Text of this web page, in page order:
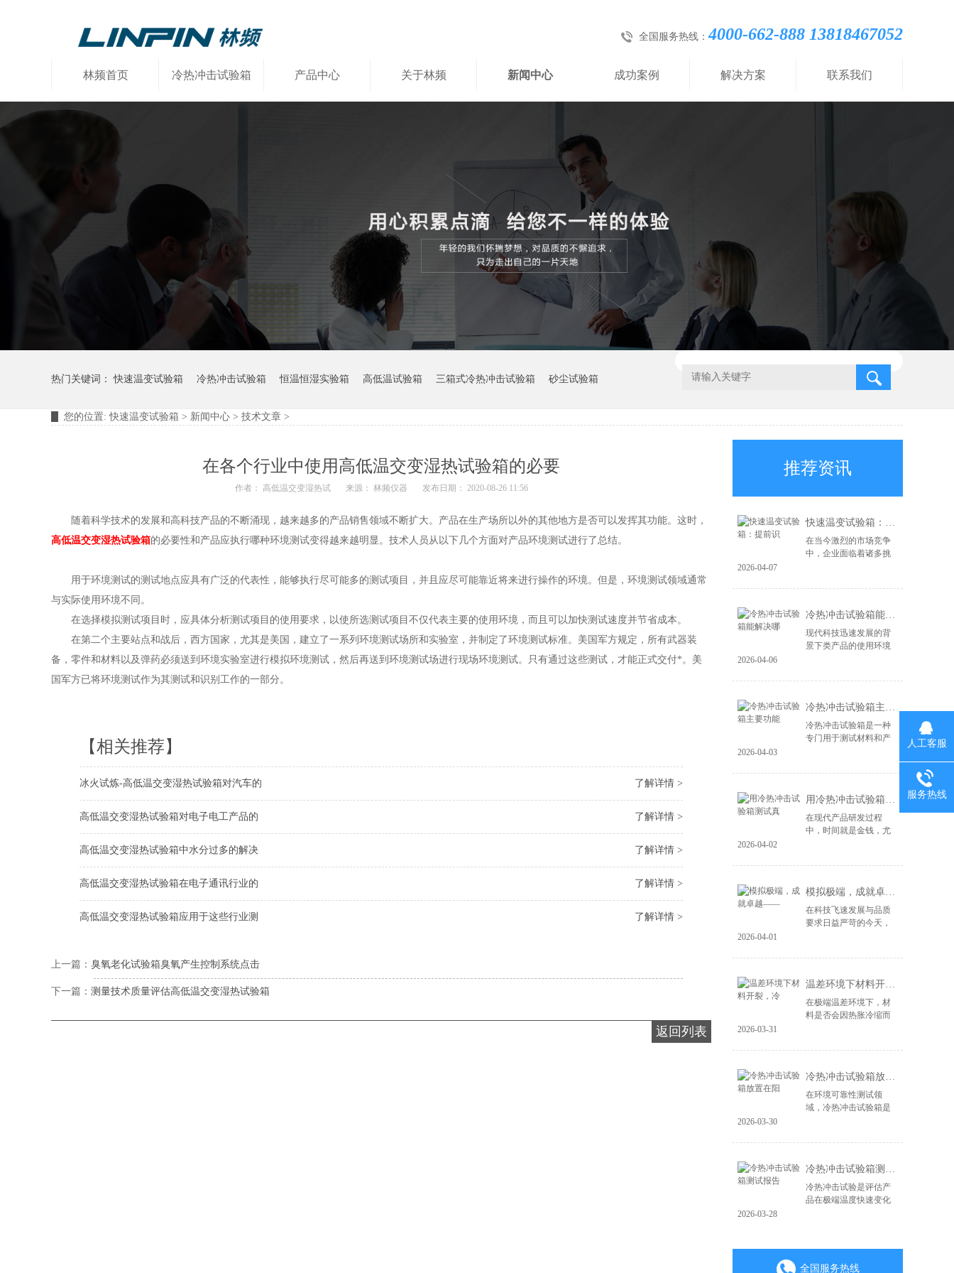
全国服务热线：4000-662-888 13818467052
林频首页 冷热冲击试验箱 产品中心 关于林频 新闻中心 成功案例 解决方案 联系我们
热门关键词：快速温变试验箱 冷热冲击试验箱 恒温恒湿实验箱 高低温试验箱 三箱式冷热冲击试验箱 砂尘试验箱
您的位置:快速温变试验箱 > 新闻中心 > 技术文章 >
在各个行业中使用高低温交变湿热试验箱的必要
作者： 高低温交变湿热试 来源： 林频仪器 发布日期： 2020-08-26 11:56
随着科学技术的发展和高科技产品的不断涌现，越来越多的产品销售领域不断扩大。产品在生产场所以外的其他地方是否可以发挥其功能。这时，
高低温交变湿热试验箱的必要性和产品应执行哪种环境测试变得越来越明显。技术人员从以下几个方面对产品环境测试进行了总结。
用于环境测试的测试地点应具有广泛的代表性，能够执行尽可能多的测试项目，并且应尽可能靠近将来进行操作的环境。但是，环境测试领域通常
与实际使用环境不同。
在选择模拟测试项目时，应具体分析测试项目的使用要求，以使所选测试项目不仅代表主要的使用环境，而且可以加快测试速度并节省成本。
在第二个主要站点和战后，西方国家，尤其是美国，建立了一系列环境测试场所和实验室，并制定了环境测试标准。美国军方规定，所有武器装
备，零件和材料以及弹药必须送到环境实验室进行模拟环境测试，然后再送到环境测试场进行现场环境测试。只有通过这些测试，才能正式交付*。美
国军方已将环境测试作为其测试和识别工作的一部分。
【相关推荐】
冰火试炼-高低温交变湿热试验箱对汽车的 了解详情 >
高低温交变湿热试验箱对电子电工产品的 了解详情 >
高低温交变湿热试验箱中水分过多的解决 了解详情 >
高低温交变湿热试验箱在电子通讯行业的 了解详情 >
高低温交变湿热试验箱应用于这些行业测 了解详情 >
上一篇： 臭氧老化试验箱臭氧产生控制系统点击
下一篇： 测量技术质量评估高低温交变湿热试验箱
返回列表
推荐资讯
快速温变试验箱：提前识
在当今激烈的市场竞争
中，企业面临着诸多挑
市场上立于不败之地，
风险识别能力和高...
2026-04-07
冷热冲击试验箱能解决哪
现代科技迅速发展的背
景下类产品的使用环境
航空航天设备等，对材
了更高的要求。...
2026-04-06
冷热冲击试验箱主要功能
冷热冲击试验箱是一种
专门用于测试材料和产
包括： 温度变化模拟：
速将样品暴露于高...
2026-04-03
用冷热冲击试验箱测试真
在现代产品研发过程
中，时间就是金钱，尤
的产品成为企业成功的
作为一种重要的测试...
2026-04-02
模拟极端，成就卓越——
在科技飞速发展与品质
要求日益严苛的今天，
造，更在于其能否经受
环境的严峻考验。...
2026-04-01
温差环境下材料开裂，冷
在极端温差环境下，材
料是否会因热胀冷缩而
无论是电子产品、汽车
材料，微小的裂纹...
2026-03-31
冷热冲击试验箱放置在阳
在环境可靠性测试领
域，冷热冲击试验箱是
测试结果的准确性直接
成败。一个常被忽视...
2026-03-30
冷热冲击试验箱测试报告
冷热冲击试验是评估产
品在极端温度快速变化
要凭证。一份具备权威
性、可追溯性的专...
2026-03-28
全国服务热线
人工客服
服务热线